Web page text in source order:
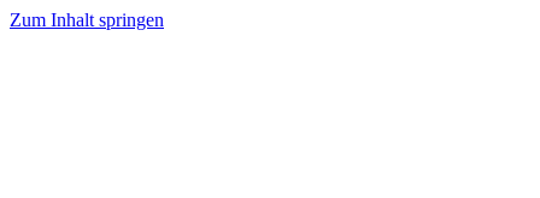
Zum Inhalt springen